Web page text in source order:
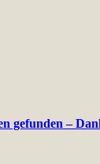
gefunden –